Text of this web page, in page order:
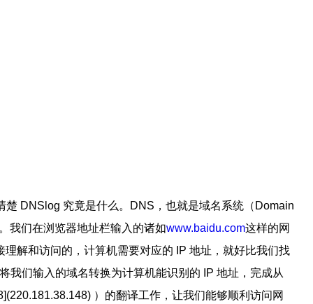
DNSlog 究竟是什么。DNS，也就是域名系统（Domain
我们在浏览器地址栏输入的诸如www.baidu.com这样的网
解和访问的，计算机需要对应的 IP 地址，就好比我们找
我们输入的域名转换为计算机能识别的 IP 地址，完成从
）的翻译工作，让我们能够顺利访问网